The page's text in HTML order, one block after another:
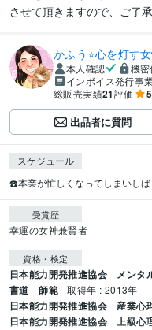
させて頂きますので、ご了承
かふう⭐️心を灯す
本人確認
機
インボイス発行事
総販売実績21評価
出品者に質問
スケジュール
受賞歴
幸運の女神兼賢者
資格・検定
日本能力開発推進協会 メンタ
書道 師範 取得年 : 2013年
日本能力開発推進協会 産業心
日本能力開発推進協会 上級心